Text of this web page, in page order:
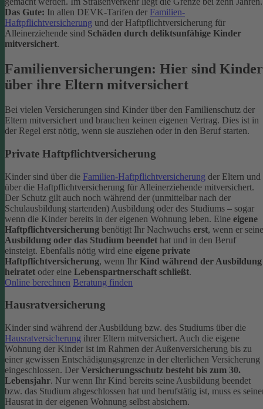
Das Gute: In allen DEVK-Tarifen der Familien-
Haftpflichtversicherung und der Haftpflichtversicherung für
Alleinerziehende sind Schäden durch deliktsunfähige Kinder
mitversichert.
Familienversicherungen: Hier sind Kinder
über ihre Eltern mitversichert
Bei vielen Versicherungen sind Kinder über den Familienschutz der
Eltern mitversichert und brauchen keinen eigenen Vertrag. Dies ist in
der Regel erst nötig, wenn sie ausziehen oder in den Beruf starten.
Private Haftpflichtversicherung
Kinder sind über die Familien-Haftpflichtversicherung der Eltern und
über die Haftpflichtversicherung für Alleinerziehende mitversichert.
Der Schutz gilt auch noch während der (unmittelbar nach der
Schulausbildung startenden) Ausbildung oder des Studiums – sogar
wenn die Kinder bereits in der eigenen Wohnung leben. Eine eigene
Haftpflichtversicherung benötigt Ihr Nachwuchs erst, wenn er seine
Ausbildung oder das Studium beendet hat und in den Beruf
einsteigt. Ebenfalls nötig wird eine eigene private
Haftpflichtversicherung, wenn Ihr Kind während der Ausbildung
heiratet oder eine Lebenspartnerschaft schließt.
Online berechnen Beratung finden
Hausratversicherung
Kinder sind während der Ausbildung bzw. des Studiums über die
Hausratversicherung ihrer Eltern mitversichert. Auch die eigene
Wohnung der Kinder ist im Rahmen der Außenversicherung bis zu
einer gewissen Entschädigungsgrenze in der elterlichen Versicherung
eingeschlossen. Der Versicherungsschutz besteht bis zum 30.
Lebensjahr. Nur wenn Ihr Kind bereits seine Ausbildung beendet
bzw. das Studium abgeschlossen hat und berufstätig ist, muss es
Hausrat in der eigenen Wohnung selbst absichern.